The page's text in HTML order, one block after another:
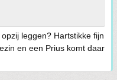
leggen? Hartstikke fijn
en een Prius komt daar